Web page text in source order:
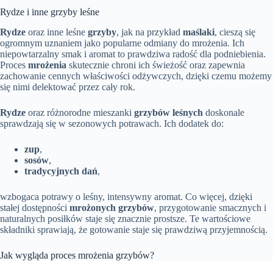
Rydze i inne grzyby leśne
Rydze oraz inne leśne grzyby, jak na przykład maślaki, cieszą się
ogromnym uznaniem jako popularne odmiany do mrożenia. Ich
niepowtarzalny smak i aromat to prawdziwa radość dla podniebienia.
Proces mrożenia skutecznie chroni ich świeżość oraz zapewnia
zachowanie cennych właściwości odżywczych, dzięki czemu możemy
się nimi delektować przez cały rok.
Rydze oraz różnorodne mieszanki grzybów leśnych doskonale
sprawdzają się w sezonowych potrawach. Ich dodatek do:
zup,
sosów,
tradycyjnych dań,
wzbogaca potrawy o leśny, intensywny aromat. Co więcej, dzięki
stałej dostępności mrożonych grzybów, przygotowanie smacznych i
naturalnych posiłków staje się znacznie prostsze. Te wartościowe
składniki sprawiają, że gotowanie staje się prawdziwą przyjemnością.
Jak wygląda proces mrożenia grzybów?